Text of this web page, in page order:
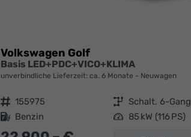
Volkswagen Golf
Basis LED+PDC+VICO+KLIMA
unverbindliche Lieferzeit: ca. 6 Monate Neuwagen
Fahrzeugnr. 155975 Getriebe Schalt. 6-Gang
Kraftstoff Benzin Leistung 85 kW (116 PS)